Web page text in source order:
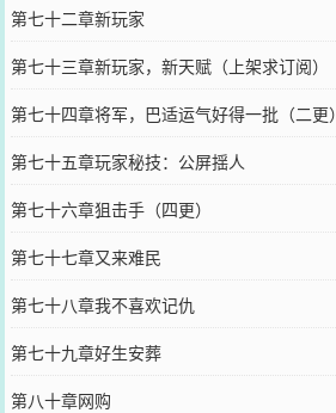
第七十二章新玩家
第七十三章新玩家，新天赋（上架求订阅）
第七十四章将军，巴适运气好得一批（二更）
第七十五章玩家秘技：公屏揺人
第七十六章狙击手（四更）
第七十七章又来难民
第七十八章我不喜欢记仇
第七十九章好生安葬
第八十章网购